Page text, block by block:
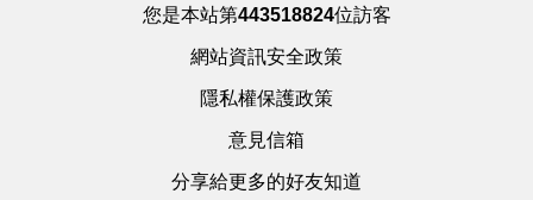
您是本站第443518824位訪客
網站資訊安全政策
隱私權保護政策
意見信箱
分享給更多的好友知道